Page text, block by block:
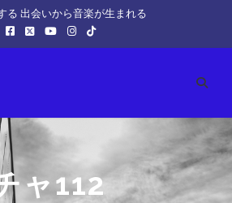
る 出会いから音楽が生まれる
ャ112